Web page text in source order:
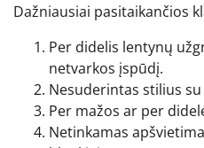
Dažniausiai pasitaikančios
Per didelis lentynų
netvarkos įspūdį.
Nesuderintas stilius
Per mažos ar per
Netinkamas